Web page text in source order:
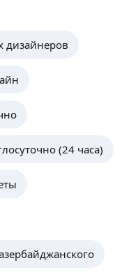
дизайнеров
(24 часа)